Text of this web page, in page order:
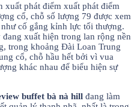
xuất phát điểm xuất phát điểm
cổ, chỗ số lượng 79 được xem
cố gắng kỉnh lực tối thượng.
xuất hiện trong lan rộng nền
trong khoảng Đài Loan Trung
cổ, chỗ hầu hết bởi vì vua
khác nhau để biểu hiện sự
buffet bà nà hill đang làm